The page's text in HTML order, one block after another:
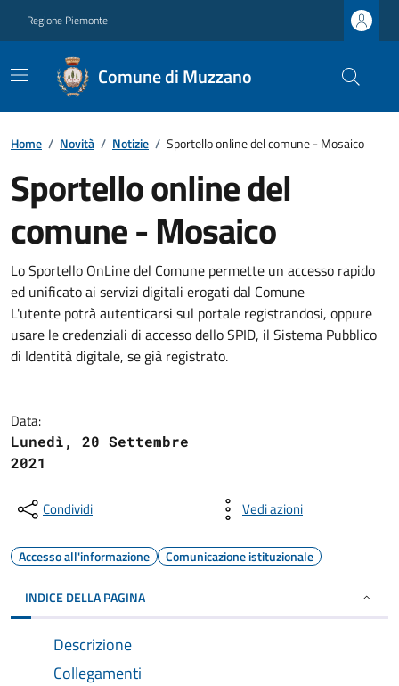
Regione Piemonte
Comune di Muzzano
Home / Novità / Notizie / Sportello online del comune - Mosaico
Sportello online del
comune - Mosaico
Lo Sportello OnLine del Comune permette un accesso rapido
ed unificato ai servizi digitali erogati dal Comune
L'utente potrà autenticarsi sul portale registrandosi, oppure
usare le credenziali di accesso dello SPID, il Sistema Pubblico
di Identità digitale, se già registrato.
Data:
Lunedì, 20 Settembre
2021
Condividi Vedi azioni
Accesso all'informazione Comunicazione istituzionale
INDICE DELLA PAGINA
Descrizione
Collegamenti